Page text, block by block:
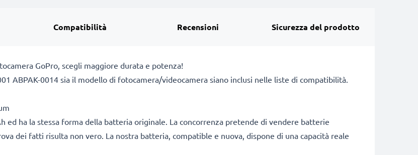
Compatibilità Recensioni Sicurezza del prodotto
GoPro, scegli maggiore durata e potenza!
ABPAK-0014 sia il modello di fotocamera/videocamera siano inclusi nelle liste di compatibilità.
ed ha la stessa forma della batteria originale. La concorrenza pretende di vendere batterie
dei fatti risulta non vero. La nostra batteria, compatible e nuova, dispone di una capacità reale